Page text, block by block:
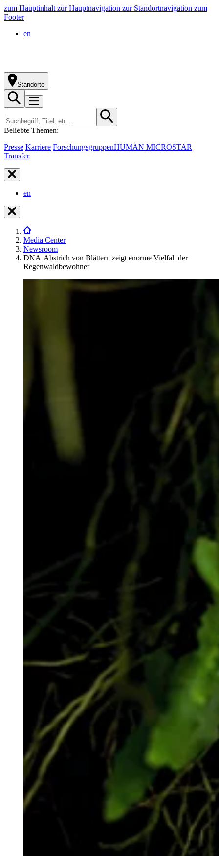
zum Hauptinhalt zur Hauptnavigation zur Standortnavigation zum
Footer
en
Standorte
Beliebte Themen:
Presse Karriere ForschungsgruppenHUMAN MICROSTAR
Transfer
en
Media Center
Newsroom
DNA-Abstrich von Blättern zeigt enorme Vielfalt der
Regenwaldbewohner